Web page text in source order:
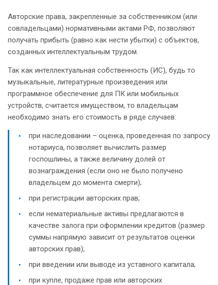
Авторские права, закрепленные за собственником (или
совладельцами) нормативными актами РФ, позволяют
получать прибыть (равно как нести убытки) с объектов,
созданных интеллектуальным трудом.
Так как интеллектуальная собственность (ИС), будь то
музыкальные, литературные произведения или
программное обеспечение для ПК или мобильных
устройств, считается имуществом, то владельцам
необходимо знать его стоимость в ряде случаев:
при наследовании – оценка, проведенная по запросу
нотариуса, позволяет вычислить размер
госпошлины, а также величину долей от
вознаграждения (если оно не было получено
владельцем до момента смерти);
при регистрации авторских прав;
если нематериальные активы предлагаются в
качестве залога при оформлении кредитов (размер
суммы напрямую зависит от результатов оценки
авторских прав);
при введении или выводе из уставного капитала;
при купле, продаже прав или авторских